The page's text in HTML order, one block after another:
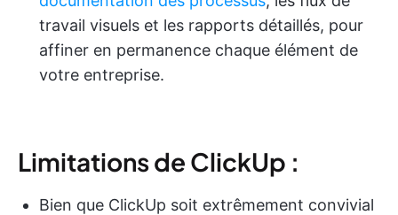
travail visuels et les rapports détaillés, pour
affiner en permanence chaque élément de
votre entreprise.
Limitations de ClickUp :
Bien que ClickUp soit extrêmement convivial